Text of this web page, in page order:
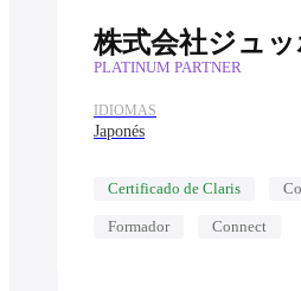
株式会社ジュ
PLATINUM PARTNER
IDIOMAS
Japonés
Certificado de Claris
Formador Connect